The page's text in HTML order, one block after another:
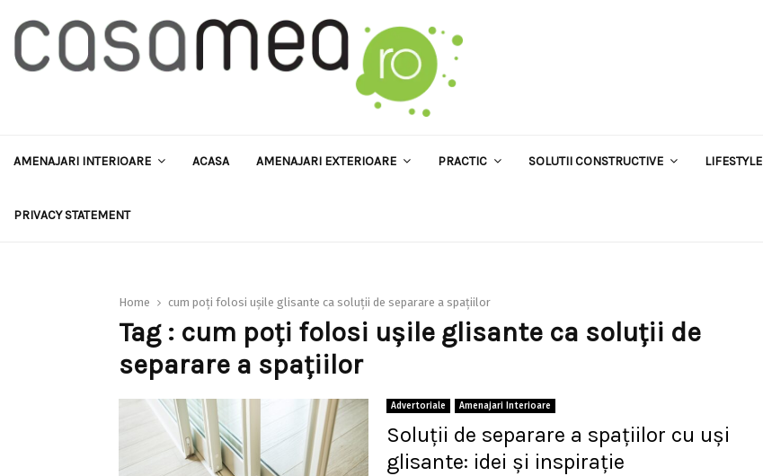
AMENAJARI INTERIOARE ACASA AMENAJARI EXTERIOARE PRACTIC SOLUTII CONSTRUCTIVE LIFESTYLE
PRIVACY STATEMENT
Home cum poți folosi ușile glisante ca soluții de separare a spațiilor
Tag : cum poți folosi ușile glisante ca soluții de
separare a spațiilor
Advertoriale Amenajari Interioare
Soluții de separare a spațiilor cu uși
glisante: idei și inspirație